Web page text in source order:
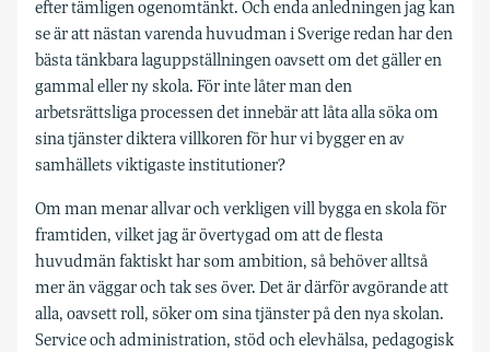
efter tämligen ogenomtänkt. Och enda anledningen jag kan
se är att nästan varenda huvudman i Sverige redan har den
bästa tänkbara laguppställningen oavsett om det gäller en
gammal eller ny skola. För inte låter man den
arbetsrättsliga processen det innebär att låta alla söka om
sina tjänster diktera villkoren för hur vi bygger en av
samhällets viktigaste institutioner?
Om man menar allvar och verkligen vill bygga en skola för
framtiden, vilket jag är övertygad om att de flesta
huvudmän faktiskt har som ambition, så behöver alltså
mer än väggar och tak ses över. Det är därför avgörande att
alla, oavsett roll, söker om sina tjänster på den nya skolan.
Service och administration, stöd och elevhälsa, pedagogisk